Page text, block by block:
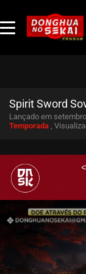
Spirit Sword
Lançado em
Temporada ,